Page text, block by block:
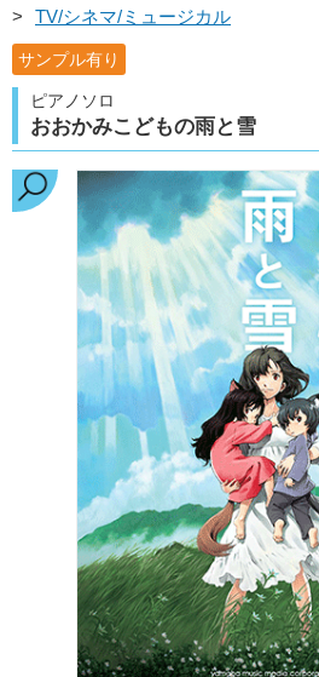
>
TV/シネマ/ミュージカル
サンプル有り
ピアノソロ
おおかみこどもの雨と雪